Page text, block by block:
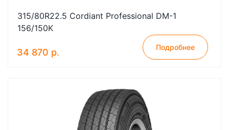
315/80R22.5 Cordiant Professional DM-1
156/150K
34 870 р. Подробнее